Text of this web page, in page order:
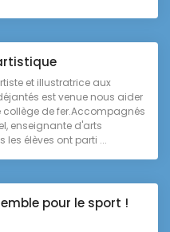
et illustratrice aux
est venue nous aider
collège de fer.Accompagnés
enseignante d'arts
les élèves ont parti ...
pour le sport !